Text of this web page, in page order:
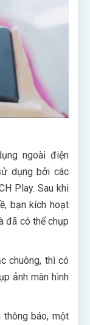
ngoài điện
dụng bởi các
Play. Sau khi
bạn kích hoạt
đã có thể chụp
chuông, thì có
ảnh màn hình
thông báo, một